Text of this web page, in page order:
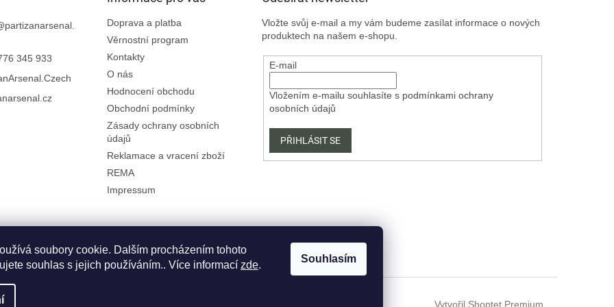
soubory cookie. Dalším procházením tohoto
souhlas s jejich používáním.. Více informací zde.
Souhlasím
partizanarsenal.
345 933
Doprava a platba
Věrnostní program
Kontakty
O nás
Hodnocení obchodu
Obchodní podmínky
Zásady ochrany osobních
údajů
Reklamace a vracení zboží
REMA
Impressum
Vložte svůj e-mail a my vám budeme zasílat informace o nových
produktech na našem e-shopu.
E-mail
Vložením e-mailu souhlasíte s podmínkami ochrany
osobních údajů
PŘIHLÁSIT SE
Vytvořil Shoptet Premium